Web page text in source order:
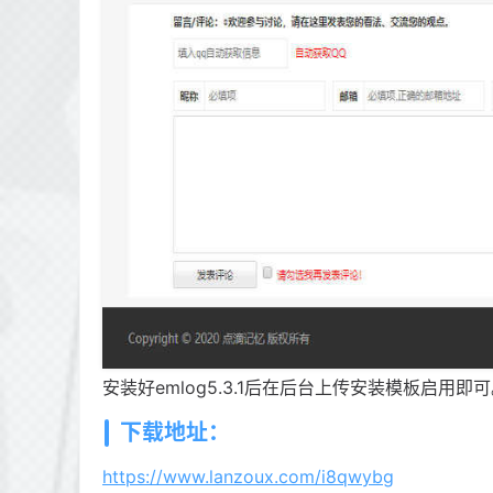
安装好emlog5.3.1后在后台上传安装模板启用即
下载地址：
https://www.lanzoux.com/i8qwybg